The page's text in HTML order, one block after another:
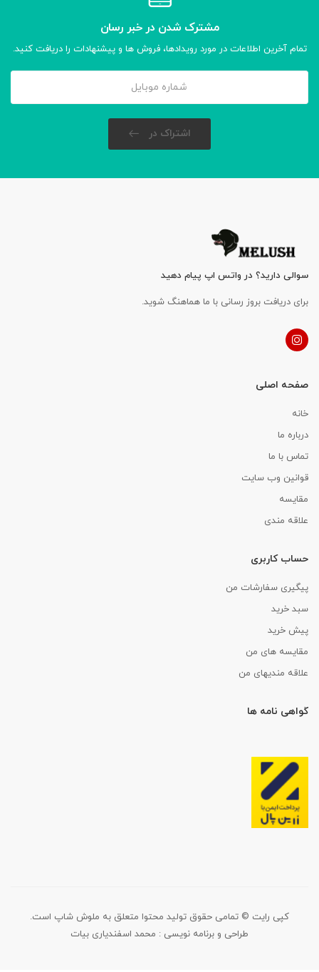
مشترک شدن در خبر رسان
تمام آخرین اطلاعات در مورد رویدادها، فروش ها و پیشنهادات را دریافت کنید.
اشتراک در
سوالی دارید؟ در واتس اپ پیام دهید
برای دریافت بروز رسانی با ما هماهنگ شوید.
صفحه اصلی
خانه
درباره ما
تماس با ما
قوانین وب سایت
مقایسه
علاقه مندی
حساب کاربری
پیگیری سفارشات من
سبد خرید
پیش خرید
مقایسه های من
علاقه مندیهای من
گواهی نامه ها
کپی رایت © تمامی حقوق تولید محتوا متعلق به ملوش شاپ است.
طراحی و برنامه نویسی : محمد اسفندیاری بیات